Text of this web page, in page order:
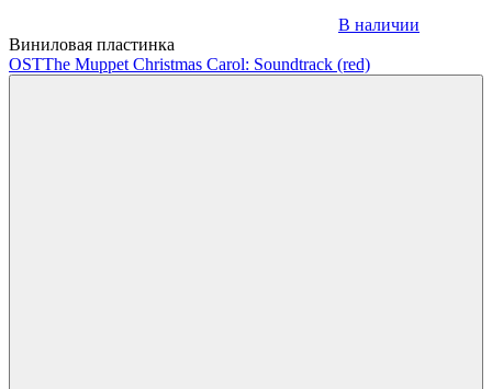
В наличии
Виниловая пластинка
OSTThe Muppet Christmas Carol: Soundtrack (red)